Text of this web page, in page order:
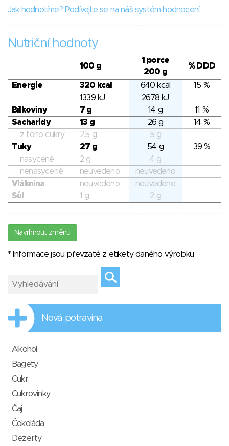
Jak hodnotíme? Podívejte se na náš systém hodnocení.
Nutriční hodnoty
100 g
1 porce
200 g
% DDD
Energie 320 kcal 640 kcal
15 %
1339 kJ
2678 kJ
Bílkoviny
7 g 14 g
11 %
Sacharidy
13 g 26 g
14 %
z toho cukry
2.5 g
5 g
Tuky
27 g 54 g
39 %
nasycené
2 g
4 g
nenasycené
neuvedeno
neuvedeno
Vláknina
neuvedeno
neuvedeno
Sůl
1 g 2 g
Navrhnout změnu
* Informace jsou převzaté z etikety daného výrobku
Nová potravina
Alkohol
Bagety
Cukr
Cukrovinky
Čaj
Čokoláda
Dezerty